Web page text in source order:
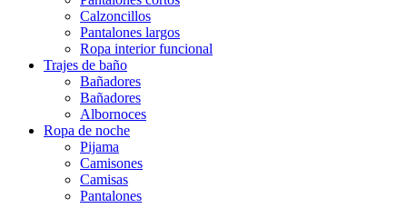
Calzoncillos
Pantalones largos
Ropa interior funcional
Trajes de baño
Bañadores
Bañadores
Albornoces
Ropa de noche
Pijama
Camisones
Camisas
Pantalones